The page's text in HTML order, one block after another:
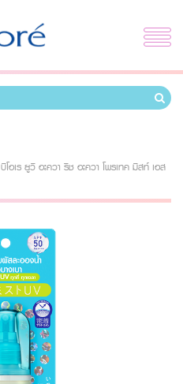
บิโอเร ยูวี อะควา ริช อะควา โพรเทค มิสท์ เอส